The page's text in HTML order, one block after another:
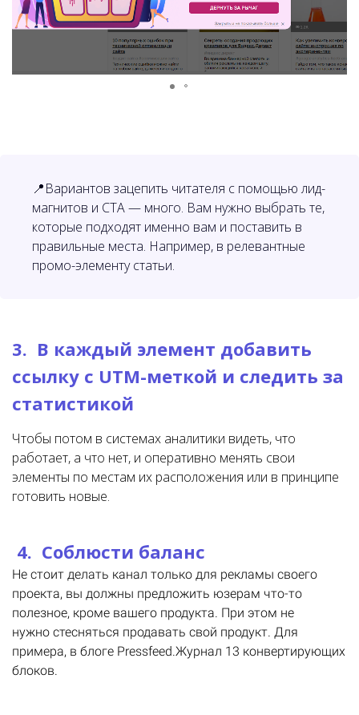
📍Вариантов зацепить читателя с помощью лид-
магнитов и CTA — много. Вам нужно выбрать те,
которые подходят именно вам и поставить в
правильные места. Например, в релевантные
промо-элементу статьи.
3. В каждый элемент добавить
ссылку с UTM-меткой и следить за
статистикой
Чтобы потом в системах аналитики видеть, что
работает, а что нет, и оперативно менять свои
элементы по местам их расположения или в принципе
готовить новые.
4. Соблюсти баланс
Не стоит делать канал только для рекламы своего
проекта, вы должны предложить юзерам что-то
полезное, кроме вашего продукта. При этом не
нужно стесняться продавать свой продукт. Для
примера, в блоге Pressfeed.Журнал 13 конвертирующих
блоков.